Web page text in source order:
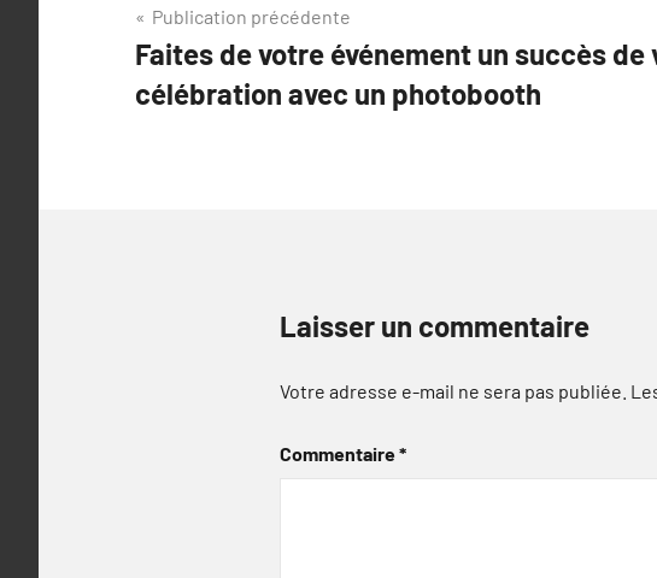
Navigation
de
l’article
Publication précédente
Faites de votre événement un succès de
célébration avec un photobooth
Laisser un commentaire
Votre adresse e-mail ne sera pas publiée.
Commentaire*